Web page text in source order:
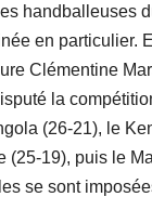
handballeuses
en particulier.
Clémentine
la
(26-21), le
(25-19), puis le
se sont